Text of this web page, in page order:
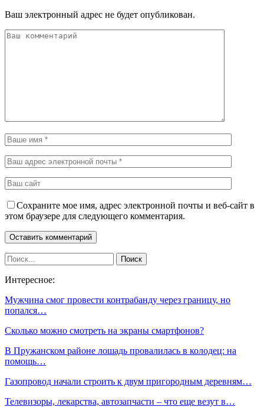
Ваш электронный адрес не будет опубликован.
Сохраните мое имя, адрес электронной почты и веб-сайт в
этом браузере для следующего комментария.
Интересное:
Мужчина смог провести контрабанду через границу, но
попался…
Сколько можно смотреть на экраны смартфонов?
В Пружанском районе лошадь провалилась в колодец: на
помощь…
Газопровод начали строить к двум пригородным деревням…
Телевизоры, лекарства, автозапчасти – что еще везут в…